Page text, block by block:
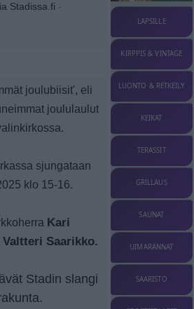
Stadissa.fi -
joulubiisit', eli
joululaulut
sjungataan
klo 15-16.
Kari
Valtteri Saarikko.
Stadin slangi
LAPSILLE
KIRPPIS & VINTAGE
LUONTO & RETKEILY
KEIKAT
TERASSIT
GRILLAUS
SAUNAT
UIMARANNAT
SAARISTO